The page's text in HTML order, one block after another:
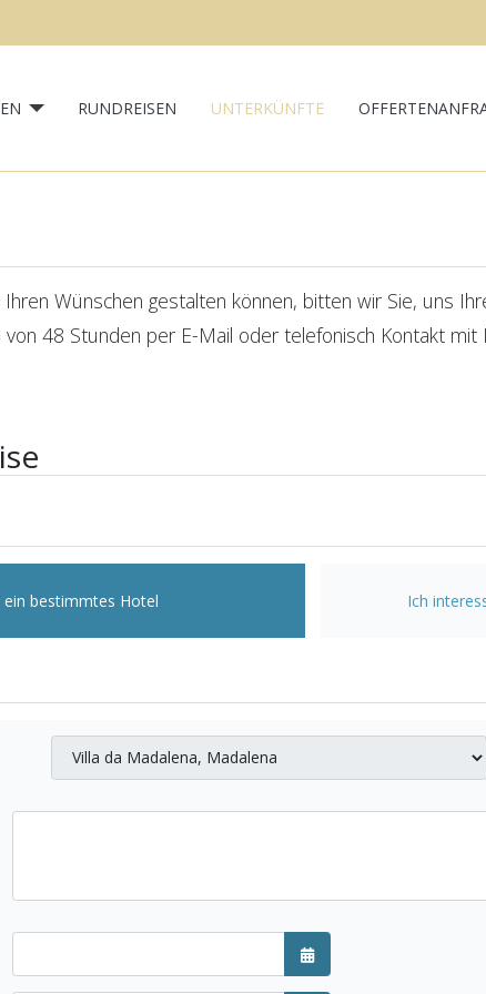
RUNDREISEN UNTERKÜNFTE
Wünschen gestalten können, bitten wir Sie, uns
von 48 Stunden per E-Mail oder telefonisch Kontakt
bestimmtes Hotel Ich
Kalender öffnen